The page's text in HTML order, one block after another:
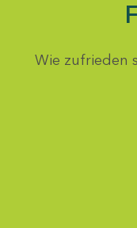
Wie zufrieden